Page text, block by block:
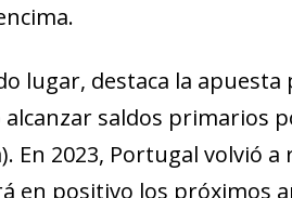
lugar, destaca la
saldos primarios
En 2023, Portugal volvió
en positivo los próximos